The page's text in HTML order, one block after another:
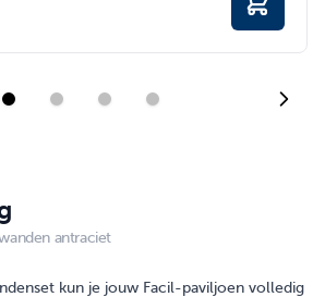
antraciet
kun je jouw Facil-paviljoen volledig